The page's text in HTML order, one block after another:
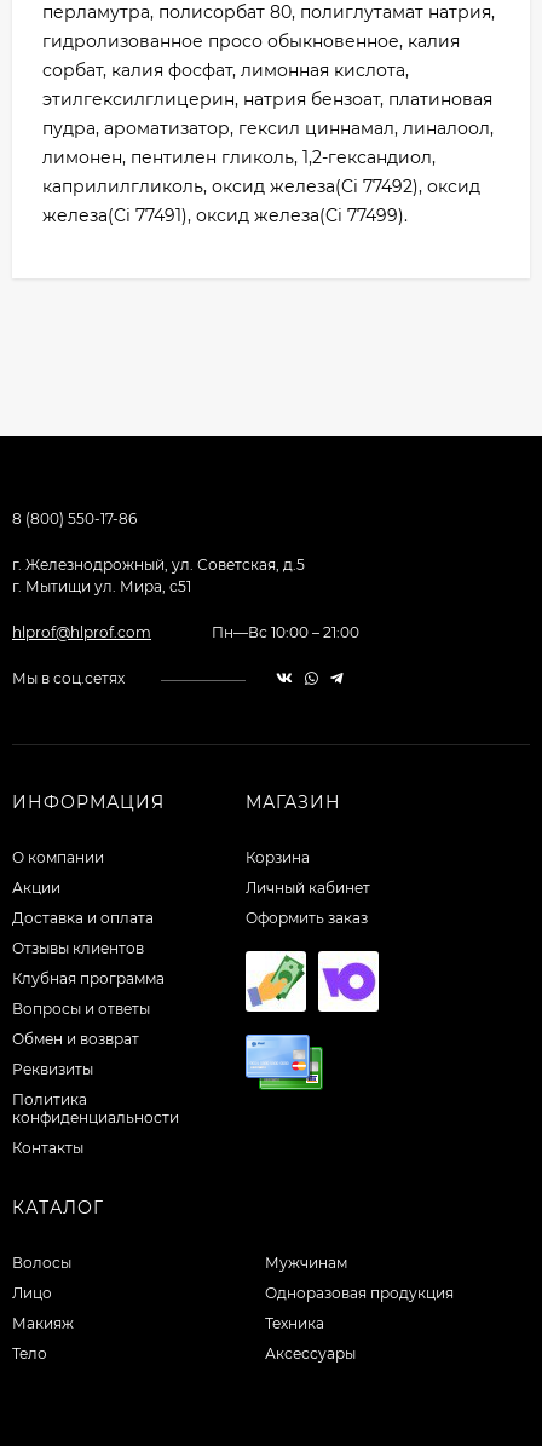
перламутра, полисорбат 80, полиглутамат натрия,
гидролизованное просо обыкновенное, калия
сорбат, калия фосфат, лимонная кислота,
этилгексилглицерин, натрия бензоат, платиновая
пудра, ароматизатор, гексил циннамал, линалоол,
лимонен, пентилен гликоль, 1,2-гександиол,
каприлилгликоль, оксид железа(Ci 77492), оксид
железа(Ci 77491), оксид железа(Ci 77499).
8 (800) 550-17-86
г. Железнодрожный, ул. Советская, д.5
г. Мытищи ул. Мира, с51
hlprof@hlprof.com Пн—Вс 10:00 – 21:00
Мы в соц.сетях
ИНФОРМАЦИЯ
О компании
Акции
Доставка и оплата
Отзывы клиентов
Клубная программа
Вопросы и ответы
Обмен и возврат
Реквизиты
Политика
конфиденциальности
Контакты
МАГАЗИН
Корзина
Личный кабинет
Оформить заказ
КАТАЛОГ
Волосы
Лицо
Макияж
Тело
Мужчинам
Одноразовая продукция
Техника
Аксессуары